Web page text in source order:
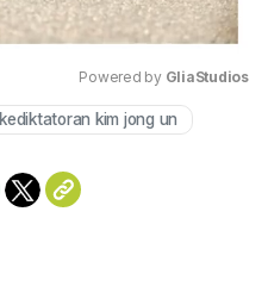
Mute
Powered by GliaStudios
kediktatoran kim jong un